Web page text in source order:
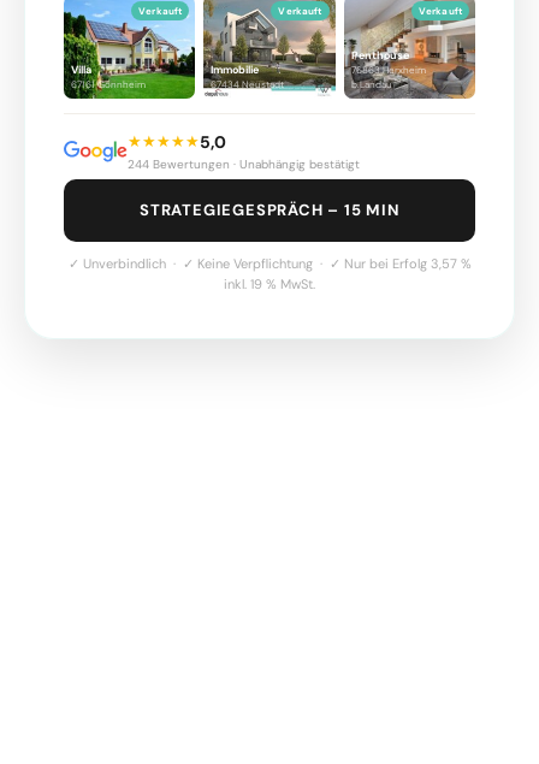
Villa
67161 Gönnheim
Verkauft
Immobilie
67434 Neustadt
Verkauft
Penthouse
76863 Herxheim
b.Landau
Verkauft
★★★★★5,0
244 Bewertungen · Unabhängig bestätigt
STRATEGIEGESPRÄCH – 15 MIN
✓ Unverbindlich · ✓ Keine Verpflichtung · ✓ Nur bei Erfolg 3,57 %
inkl. 19 % MwSt.